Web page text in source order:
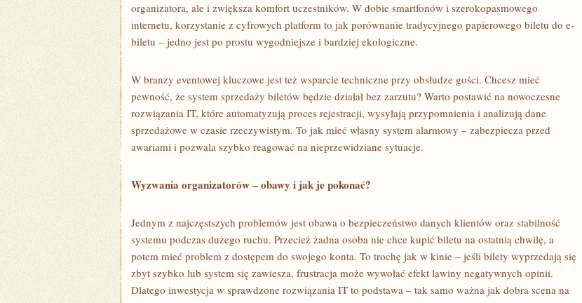
organizatora, ale i zwiększa komfort uczestników. W dobie smartfonów i szerokopasmowego
internetu, korzystanie z cyfrowych platform to jak porównanie tradycyjnego papierowego biletu do e-
biletu – jedno jest po prostu wygodniejsze i bardziej ekologiczne.
W branży eventowej kluczowe jest też wsparcie techniczne przy obsłudze gości. Chcesz mieć
pewność, że system sprzedaży biletów będzie działał bez zarzutu? Warto postawić na nowoczesne
rozwiązania IT, które automatyzują proces rejestracji, wysyłają przypomnienia i analizują dane
sprzedażowe w czasie rzeczywistym. To jak mieć własny system alarmowy – zabezpiecza przed
awariami i pozwala szybko reagować na nieprzewidziane sytuacje.
Wyzwania organizatorów – obawy i jak je pokonać?
Jednym z najczęstszych problemów jest obawa o bezpieczeństwo danych klientów oraz stabilność
systemu podczas dużego ruchu. Przecież żadna osoba nie chce kupić biletu na ostatnią chwilę, a
potem mieć problem z dostępem do swojego konta. To trochę jak w kinie – jeśli bilety wyprzedają się
zbyt szybko lub system się zawiesza, frustracja może wywołać efekt lawiny negatywnych opinii.
Dlatego inwestycja w sprawdzone rozwiązania IT to podstawa – tak samo ważna jak dobra scena na